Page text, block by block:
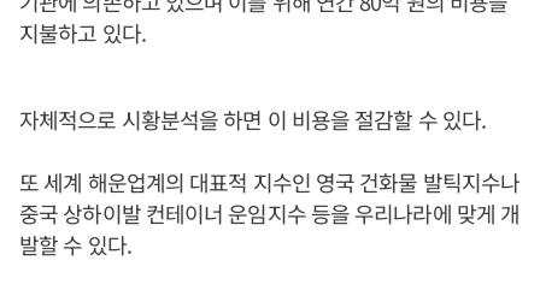
지불하고 있다.
자체적으로 시황분석을 하면 이 비용을 절감할 수 있다.
또 세계 해운업계의 대표적 지수인 영국 건화물 발틱지수나
중국 상하이발 컨테이너 운임지수 등을 우리나라에 맞게 개
발할 수 있다.